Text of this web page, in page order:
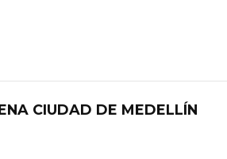
CIUDAD DE MEDELLÍN